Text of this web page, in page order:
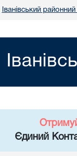
Іванівський
Єдиний